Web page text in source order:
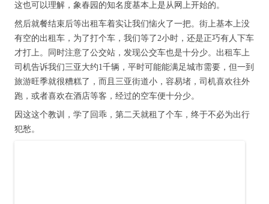
这也可以理解，象春园的知名度基本上是从网上开始的。
然后就餐结束后等出租车着实让我们恼火了一把。街上基本上没
有空的出租车，为了打个车，我们等了2小时，还是正巧有人下车
才打上。同时注意了公交站，发现公交车也是十分少。出租车上
司机告诉我们三亚大约1千辆，平时可能能满足城市需要，但一到
旅游旺季就很糟糕了，而且三亚街道小，容易堵，司机喜欢往外
跑，或者喜欢在酒店等客，经过的空车便十分少。
因这这个教训，学了回乖，第二天就租了个车，终于不必为出行
犯愁。